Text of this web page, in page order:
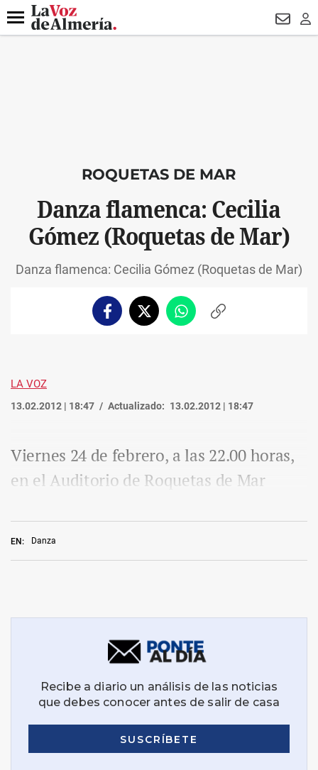
DESTACADO
Menú
ROQUETAS DE MAR
Danza flamenca: Cecilia
Gómez (Roquetas de Mar)
Danza flamenca: Cecilia Gómez (Roquetas de Mar)
FacebookTwitterWhatsappCopiar
LA VOZ
13.02.2012 | 18:47 Actualizado: 13.02.2012 | 18:47
EN: Danza
Viernes 24 de febrero, a las 22.00 horas,
en el Auditorio de Roquetas de Mar